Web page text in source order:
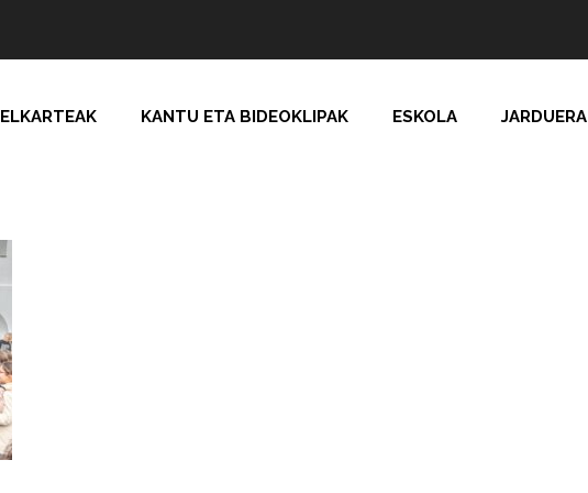
ELKARTEAK KANTU ETA BIDEOKLIPAK ESKOLA JARDUERA